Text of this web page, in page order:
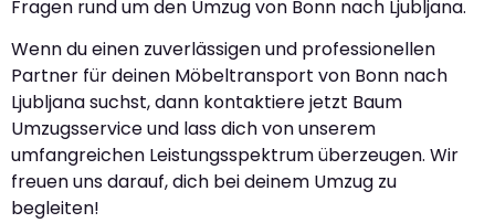
Fragen rund um den Umzug von Bonn nach Ljubljana.
Wenn du einen zuverlässigen und professionellen
Partner für deinen Möbeltransport von Bonn nach
Ljubljana suchst, dann kontaktiere jetzt Baum
Umzugsservice und lass dich von unserem
umfangreichen Leistungsspektrum überzeugen. Wir
freuen uns darauf, dich bei deinem Umzug zu
begleiten!